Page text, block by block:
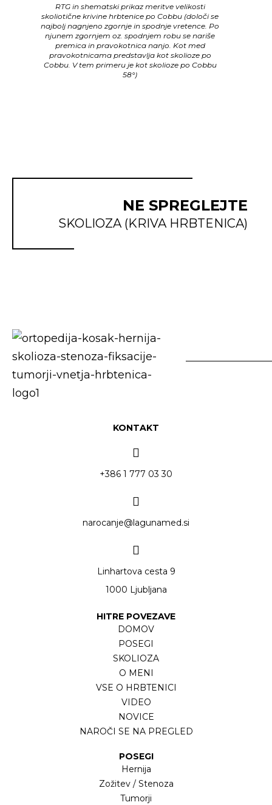
RTG in shematski prikaz meritve velikosti
skoliotične krivine hrbtenice po Cobbu (določi se
najbolj nagnjeno zgornje in spodnje vretence. Po
njunem zgornjem oz. spodnjem robu se nariše
premica in pravokotnica nanjo. Kot med
pravokotnicama predstavlja kot skolioze po
Cobbu. V tem primeru je kot skolioze po Cobbu
58°)
NE SPREGLEJTE
SKOLIOZA (KRIVA HRBTENICA)
KONTAKT
+386 1 777 03 30
narocanje@lagunamed.si
Linhartova cesta 9
1000 Ljubljana
HITRE POVEZAVE
DOMOV
POSEGI
SKOLIOZA
O MENI
VSE O HRBTENICI
VIDEO
NOVICE
NAROČI SE NA PREGLED
POSEGI
Hernija
Zožitev / Stenoza
Tumorji